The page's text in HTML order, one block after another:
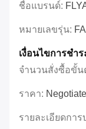
ชื่อแบรนด์:
หมายเลขรุ่น:
เงื่อนไขการชํา
จำนวนสั่งซื้อขั้น
ราคา: Negotiate
รายละเอียดการ